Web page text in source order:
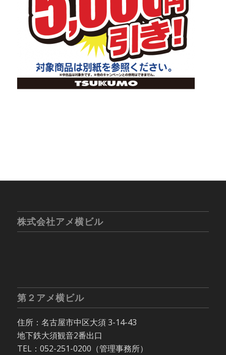
株式会社アメ横ビル
第２アメ横ビル
住所：名古屋市中区大須 3-14-43
地下鉄大須観音2番出口
TEL：052-251-0200（管理事務所）